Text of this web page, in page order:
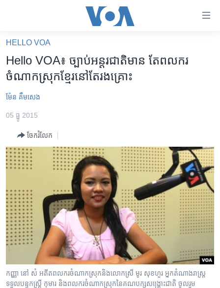
គេហទំព័រ​
ទាក់ទង
រំលង​
និង​
ចូល​
ទំព័រ​
ម្តង
រំលង​
ទៅ​
ទំព័រ​
រចនា
សម្ព័ន្ធ​
រំលង​
ទៅ​
អន្តរជាតិ
ហេឡូវីអូអេ
កម្ពុជាច្នៃប្រតិដ្ឋ
ព្រឹត្តិការណ៍ព័ត៌មាន
វិទ្យុ / ផតខាសថ៍
កម្មវិធីទាំងអស់
Khmer English
បណ្តាញ​សង្គម
HELLO VOA
Hello VOA៖ ច្បាប់​អន្តរជាតិ​មាន​ តែ​ពលករ​
ចំណាកស្រុក​ខ្មែរ​នៅ​តែ​រងគ្រោះ​
ម៉ែន គឹមសេង
05 ធ្នូ 2015
ចែករំលែក
កញ្ញា នៅ សំ អតីត​ពលករ​ចំណាកស្រុក​និង​លោកស្រី មូរ សុខហួរ អ្នក​តំណាងរាស្ត្រ​
ទទួល​បន្ទុក​ស្រ្តី កុមារ និង​ពលករ​ចំណាកស្រុក​នៃ​គណបក្ស​សង្គ្រោះជាតិ​ ចូល​រួម​